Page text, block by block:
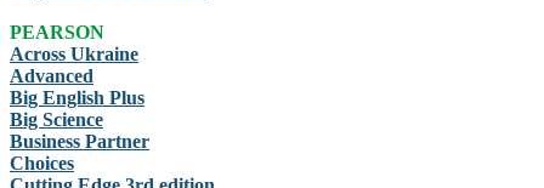
PEARSON
Across Ukraine
Advanced
Big English Plus
Big Science
Business Partner
Choices